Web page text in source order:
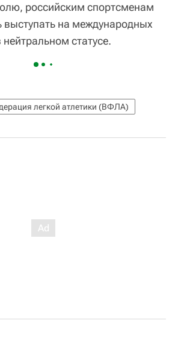
российским спортсменам
выступать на международных
статусе.
легкой атлетики (ВФЛА)